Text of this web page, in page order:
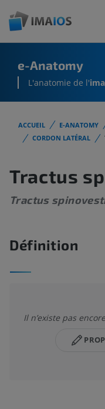
e-Anatomy
L'anatomie de l'
ACCUEIL E-ANATOMY
CORDON LATÉRAL
Tractus
Tractus
Définition
Il n’existe pas